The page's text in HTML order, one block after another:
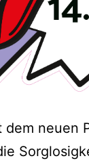
dem neuen